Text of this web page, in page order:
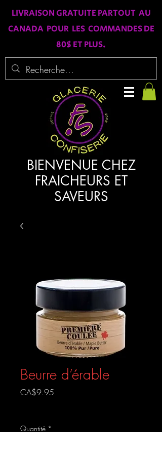
LIVRAISON GRATUITE PARTOUT AU
CANADA POUR LES COMMANDES DE
80$ ET PLUS.
BIENVENUE CHEZ
FRAICHEURS ET
SAVEURS
Beurre d’érable
CA$9.95
Quantité *